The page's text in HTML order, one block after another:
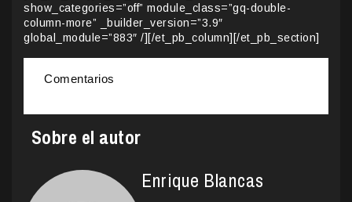
show_categories=”off” module_class=”gq-double-
column-more” _builder_version=”3.9″
global_module=”883″ /][/et_pb_column][/et_pb_section]
Comentarios
Sobre el autor
Enrique Blancas